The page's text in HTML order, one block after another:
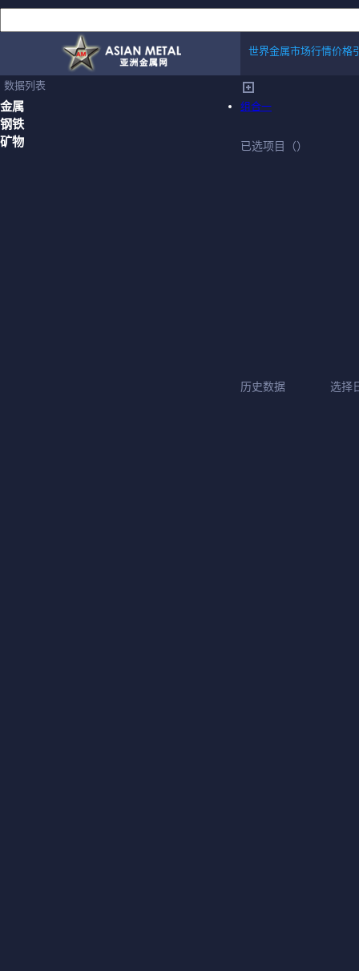
世界金属市场行情价格
数据列表
金属
钢铁
矿物
组合一
已选项目（）
历史数据 选择